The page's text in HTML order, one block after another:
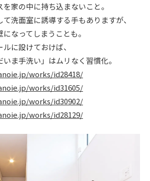
イベント情報
資料請求・お問い合わせ
家の中に持ち込まないこと。
洗面室に誘導する手もありますが、
なってしまうことも。
に設けておけば、
ま手洗い」はムリなく習慣化。
works/id28418/
works/id31605/
works/id30902/
works/id28129/